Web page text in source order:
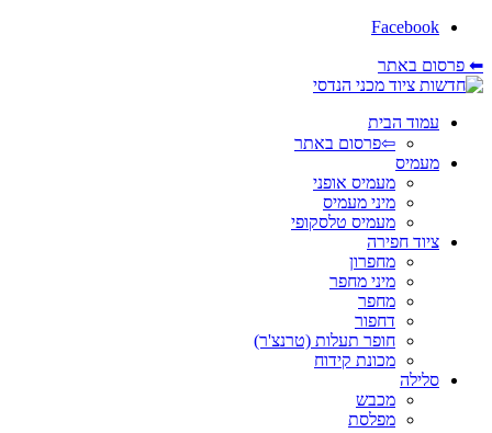
Facebook
⬅ פרסום באתר
עמוד הבית
⇦פרסום באתר
מעמיס
מעמיס אופני
מיני מעמיס
מעמיס טלסקופי
ציוד חפירה
מחפרון
מיני מחפר
מחפר
דחפור
חופר תעלות (טרנצ'ר)
מכונת קידוח
סלילה
מכבש
מפלסת